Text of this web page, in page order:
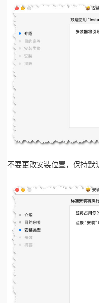
不要更改安装位置，保持默